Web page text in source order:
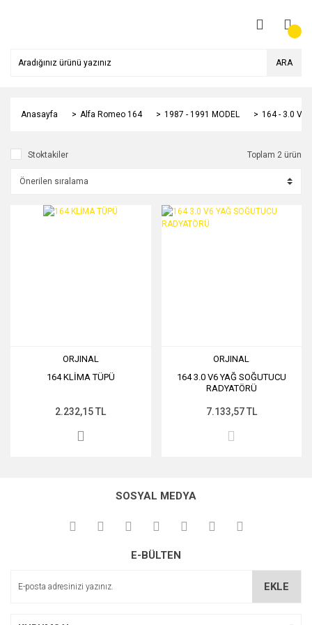
ARA
Anasayfa Alfa Romeo 164 1987 - 1991 MODEL 164 - 3.0 V6
Stoktakiler Toplam 2 ürün
ORJINAL
164 KLİMA TÜPÜ
2.232,15 TL
ORJINAL
164 3.0 V6 YAĞ SOĞUTUCU
RADYATÖRÜ
7.133,57 TL
SOSYAL MEDYA
E-BÜLTEN
EKLE